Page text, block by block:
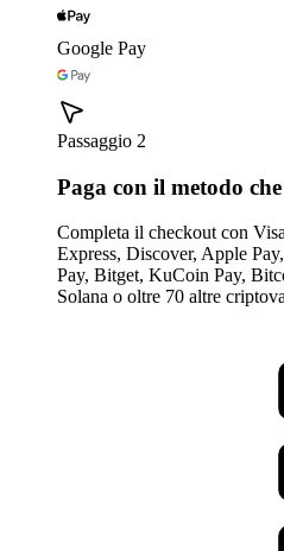
Google Pay
Passaggio 2
Paga con il metodo
Completa il checkout con
Express, Discover, Apple
Pay, Bitget, KuCoin Pay,
Solana o oltre 70 altre